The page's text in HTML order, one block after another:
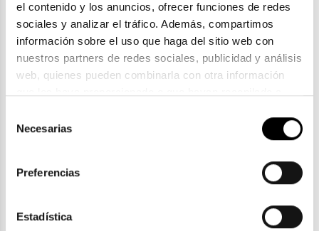
el contenido y los anuncios, ofrecer funciones de redes
sociales y analizar el tráfico. Además, compartimos
información sobre el uso que haga del sitio web con
nuestros partners de redes sociales, publicidad y análisis
web, quienes pueden combinarla con otra información
la política de privacidad en el siguiente
. Consulta
Necesarias
Preferencias
Estadística
CAROLINA HERRERA HER 0126